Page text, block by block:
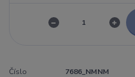
Číslo
7686_NMNM